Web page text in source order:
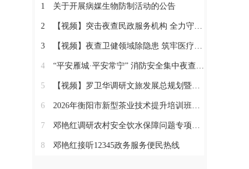
1 关于开展病媒生物防制活动的公告
2 【视频】突击夜查民政服务机构 全力守护特殊群体安全
3 【视频】夜查卫健领域除隐患 筑牢医疗机构消防安全“防火墙”
4 “平安雁城·平安常宁” 消防安全集中夜查行动通告
5 【视频】罗卫华调研文旅发展总规划暨农文旅发展工作
6 2026年衡阳市新型茶业技术提升培训班在塔山瑶族乡开班
7 邓艳红调研农村安全饮水保障问题专项整治和抗旱保水工作
8 邓艳红接听12345政务服务便民热线